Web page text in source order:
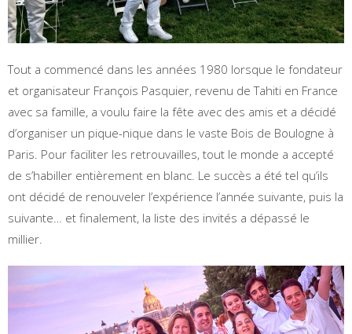
Tout a commencé dans les années 1980 lorsque le fondateur
et organisateur François Pasquier, revenu de Tahiti en France
avec sa famille, a voulu faire la fête avec des amis et a décidé
d’organiser un pique-nique dans le vaste Bois de Boulogne à
Paris. Pour faciliter les retrouvailles, tout le monde a accepté
de s’habiller entièrement en blanc. Le succès a été tel qu’ils
ont décidé de renouveler l’expérience l’année suivante, puis la
suivante… et finalement, la liste des invités a dépassé le
millier.